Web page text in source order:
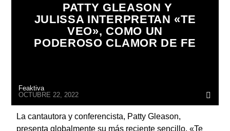
PATTY GLEASON Y
JULISSA INTERPRETAN «TE
VEO», COMO UN
PODEROSO CLAMOR DE FE
Feaktiva
OCTUBRE 22, 2022
La cantautora y conferencista, Patty Gleason,
presenta globalmente su más reciente sencillo, «Te